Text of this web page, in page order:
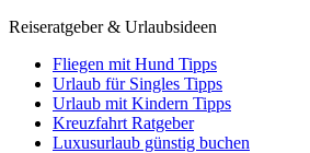
Reiseratgeber & Urlaubsideen
Fliegen mit Hund Tipps
Urlaub für Singles Tipps
Urlaub mit Kindern Tipps
Kreuzfahrt Ratgeber
Luxusurlaub günstig buchen